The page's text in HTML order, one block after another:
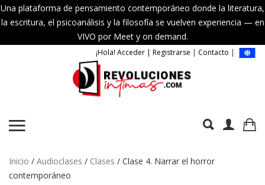
Una plataforma de pensamiento contemporáneo donde la literatura,
la escritura, el psicoanálisis y la filosofía se vuelven experiencia — en
VIVO por Meet y on demand.
¡Hola! Acceder | Registrarse | Contacto |
Inicio / Audioclases / Clases / Clase 4. Narrar el horror
contemporáneo